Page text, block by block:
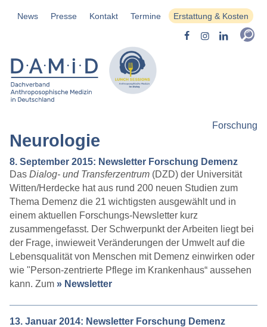
News Presse Kontakt Termine Erstattung & Kosten
Forschung
Neurologie
8. September 2015: Newsletter Forschung Demenz
Das Dialog- und Transferzentrum(DZD) der Universität
Witten/Herdecke hat aus rund 200 neuen Studien zum
Thema Demenz die 21 wichtigsten ausgewählt und in
einem aktuellen Forschungs-Newsletter kurz
zusammengefasst. Der Schwerpunkt der Arbeiten liegt bei
der Frage, inwieweit Veränderungen der Umwelt auf die
Lebensqualität von Menschen mit Demenz einwirken oder
wie "Person-zentrierte Pflege im Krankenhaus“ aussehen
kann. Zum » Newsletter
13. Januar 2014: Newsletter Forschung Demenz